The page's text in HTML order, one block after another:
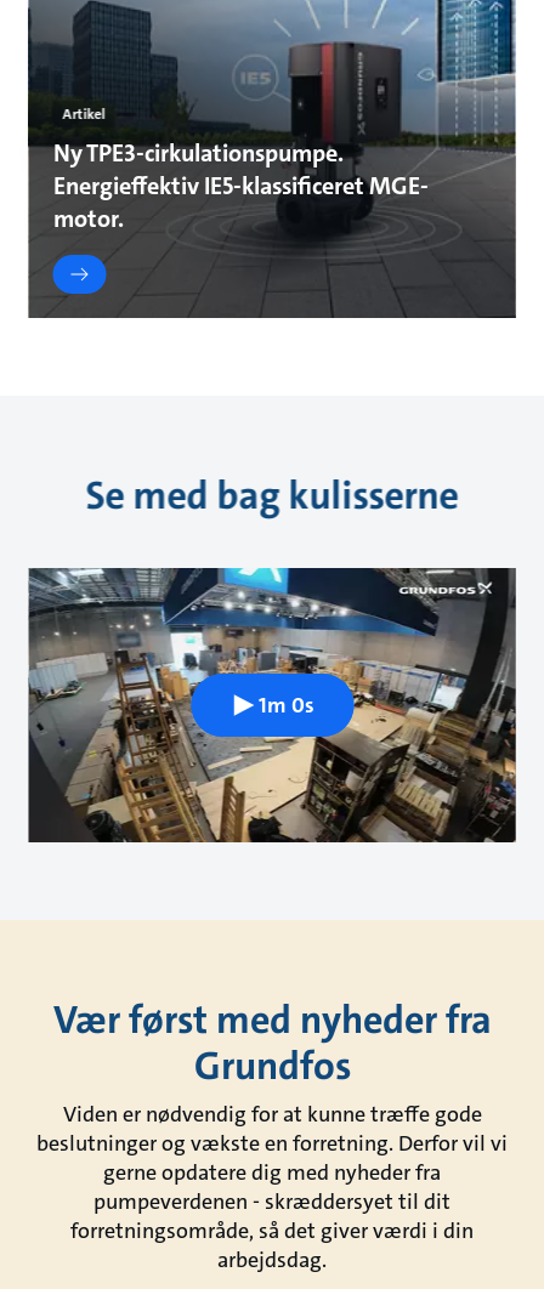
Artikel
Ny TPE3-cirkulationspumpe.
Energieffektiv IE5-klassificeret MGE-
motor.
Se med bag kulisserne
1m 0s
Vær først med nyheder fra
Grundfos
Viden er nødvendig for at kunne træffe gode
beslutninger og vækste en forretning. Derfor vil vi
gerne opdatere dig med nyheder fra
pumpeverdenen - skræddersyet til dit
forretningsområde, så det giver værdi i din
arbejdsdag.